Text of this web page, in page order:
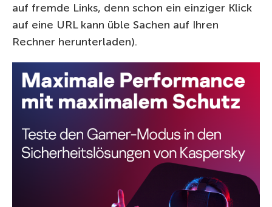
auf fremde Links, denn schon ein einziger Klick
auf eine URL kann üble Sachen auf Ihren
Rechner herunterladen).